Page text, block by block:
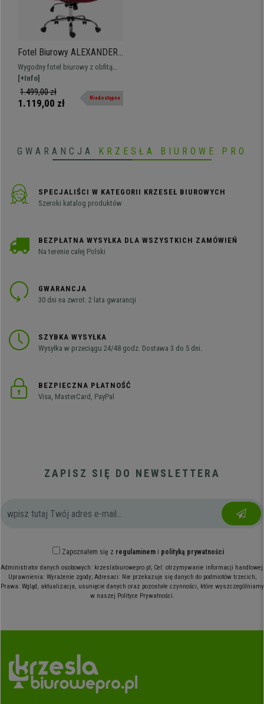
Fotel Biurowy ALEXANDER,
Wygodna Miękka Wyściółka,
Opuszczane Podłokietniki,
Tkanina kolor Czerwony
Wygodny fotel biurowy z obfitą
wyściółką, mechanizmem bujania i
opuszczanymi podłokietnikami.
Dostępny w różnych kolorach.
[+Info]
1.499,00 zł
1.119,00 zł Niedostępne
GWARANCJA KRZESŁA BIUROWE PRO
SPECJALIŚCI W KATEGORII KRZESEŁ BIUROWYCH
Szeroki katalog produktów
BEZPŁATNA WYSYŁKA DLA WSZYSTKICH ZAMÓWIEŃ
Na terenie całej Polski
GWARANCJA
30 dni na zwrot. 2 lata gwarancji
SZYBKA WYSYŁKA
Wysyłka w przeciągu 24/48 godz. Dostawa 3 do 5 dni.
BEZPIECZNA PŁATNOŚĆ
Visa, MasterCard, PayPal
ZAPISZ SIĘ DO NEWSLETTERA
Zapoznałem się z regulaminemi polityką prywatności
Administrator danych osobowych: krzeslabiurowepro.pl; Cel: otrzymywanie informacji handlowej;
Uprawnienia: Wyrażenie zgody; Adresaci: Nie przekazuje się danych do podmiotów trzecich;
Prawa: Wgląd, aktualizacja, usunięcie danych oraz pozostałe czynności, które wyszczególniamy
w naszej Polityce Prywatności.